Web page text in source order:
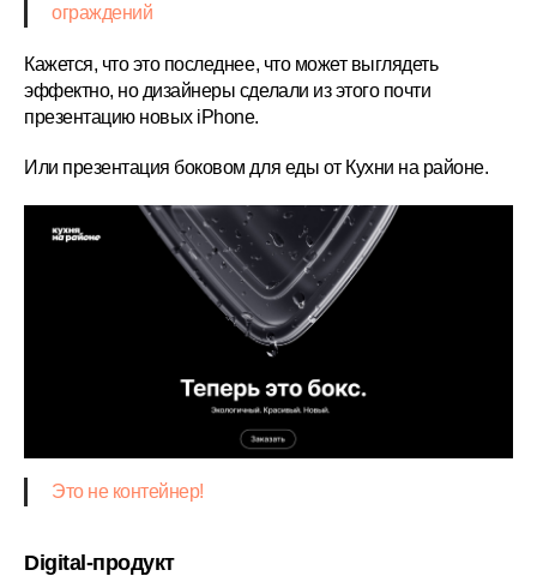
ограждений
Кажется, что это последнее, что может выглядеть
эффектно, но дизайнеры сделали из этого почти
презентацию новых iPhone.
Или презентация боковом для еды от Кухни на районе.
Это не контейнер!
Digital-продукт